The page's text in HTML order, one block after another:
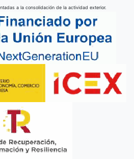
a la consolidación de la actividad exterior.